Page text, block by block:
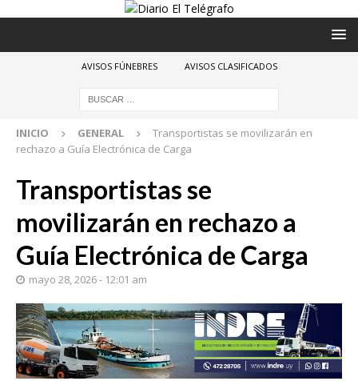
AVISOS FÚNEBRES AVISOS CLASIFICADOS
INICIO GENERAL
Transportistas se movilizarán en
rechazo a Guía Electrónica de Carga
Transportistas se
movilizarán en rechazo a
Guía Electrónica de Carga
mayo 28, 2026 - 12:01 am